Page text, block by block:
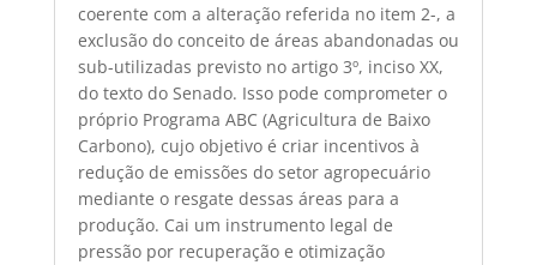
coerente com a alteração referida no item 2-, a
exclusão do conceito de áreas abandonadas ou
sub-utilizadas previsto no artigo 3º, inciso XX,
do texto do Senado. Isso pode comprometer o
próprio Programa ABC (Agricultura de Baixo
Carbono), cujo objetivo é criar incentivos à
redução de emissões do setor agropecuário
mediante o resgate dessas áreas para a
produção. Cai um instrumento legal de
pressão por recuperação e otimização